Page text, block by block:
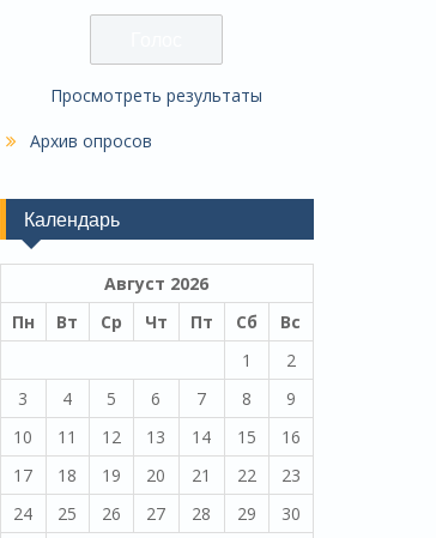
Просмотреть результаты
Архив опросов
Календарь
Август 2026
Пн
Вт Ср Чт Пт Сб
Вс
1
2
3
4 5 6 7 8
9
10
11 12 13 14 15
16
17
18 19 20 21 22
23
24
25 26 27 28 29
30